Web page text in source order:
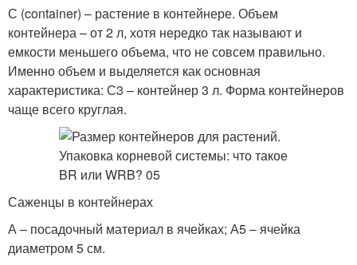
С (container) – растение в контейнере. Объем
контейнера – от 2 л, хотя нередко так называют и
емкости меньшего объема, что не совсем правильно.
Именно объем и выделяется как основная
характеристика: С3 – контейнер 3 л. Форма контейнеров
чаще всего круглая.
Саженцы в контейнерах
А – посадочный материал в ячейках; А5 – ячейка
диаметром 5 см.